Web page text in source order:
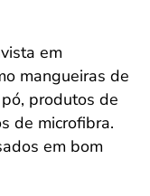
em
mangueiras de
produtos de
de microfibra.
em bom